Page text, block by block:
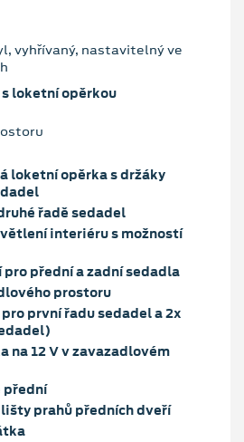
vyhřívaný, nastavitelný ve
loketní opěrkou
loketní opěrka s držáky
řadě sedadel
interiéru s možností
přední a zadní sedadla
prostoru
první řadu sedadel a 2x
na 12 V v zavazadlovém
přední
prahů předních dveří